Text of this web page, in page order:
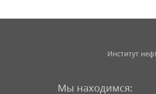
Институт
Мы находимся: